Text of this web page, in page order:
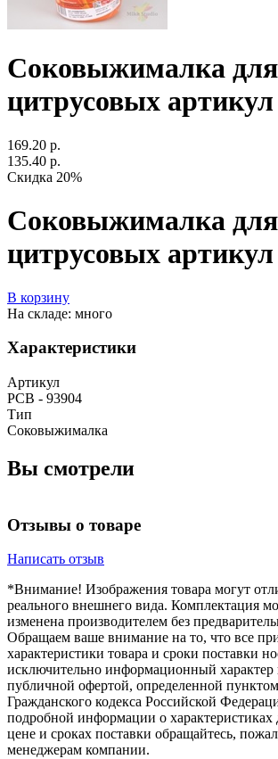
Соковыжималка для
цитрусовых
169.20 р.
135.40 р.
Скидка 20%
Соковыжималка для
цитрусовых
В корзину
На складе: много
Характеристики
Артикул
РСВ - 93904
Тип
Соковыжималка
Вы смотрели
Отзывы о товаре
Написать отзыв
*Внимание! Изображения товара могут
реального внешнего вида. Комплектация
изменена производителем без
Обращаем ваше внимание на то, что все
характеристики товара и сроки поставки
исключительно информационный характер
публичной офертой, определенной
Гражданского кодекса Российской
подробной информации о характеристиках
цене и сроках поставки обращайтесь,
менеджерам компании.